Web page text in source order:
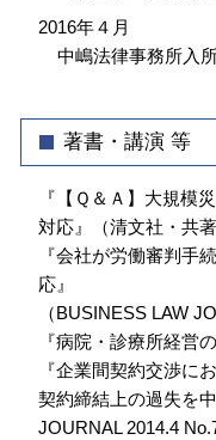
2016年４月
中嶋法律事務所入
著書・講演 等
『【Ｑ＆Ａ】大規模
対応』（清文社・共著
『会社が労働審判手
応』
（BUSINESS LAW
『病院・診療所経営
『企業間契約交渉に
契約締結上の過失を
JOURNAL 2014.4